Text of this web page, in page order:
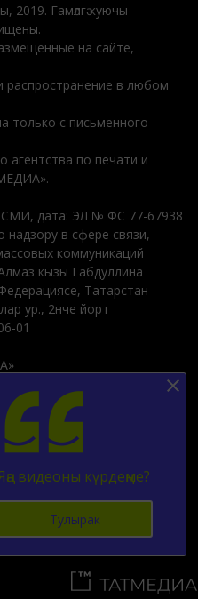
Гамәлгә куючы -
на сайте,
распространение в любом
только с письменного
агентства по печати и
СМИ, дата: ЭЛ № ФС 77-67938
в сфере связи,
коммуникаций
кызы Габдуллина
Татарстан
ур., 2нче йорт
01
для персонализации
сайтом. Использование
браузера.
12+
видеоны күрдеңме?
Тулырак